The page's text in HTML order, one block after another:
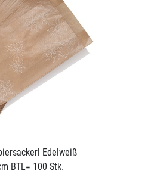
Edelweiß
BTL= 100 Stk.